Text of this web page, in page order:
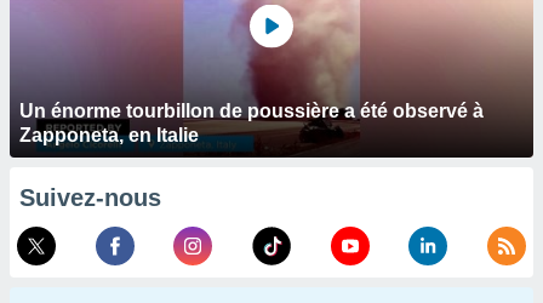
Un énorme tourbillon de poussière a été observé à
Zapponeta, en Italie
Suivez-nous